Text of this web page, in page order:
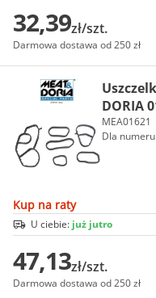
32,39zł/szt.
Darmowa dostawa od 250 zł
DORIA
MEA01621
Dla
Kup na raty
U ciebie: już jutro
47,13zł/szt.
Darmowa dostawa od 250 zł